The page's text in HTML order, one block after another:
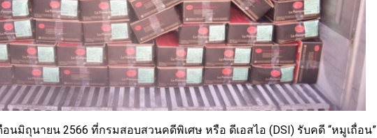
อนมิถุนายน 2566 ที่กรมสอบสวนคดีพิเศษ หรือ ดีเอสไอ (DSI) รับคดี “หมูเถื่อน”